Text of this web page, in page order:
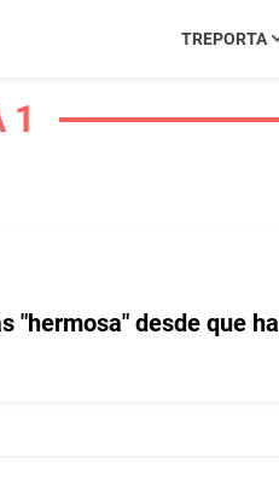
TREPORTA
1
"hermosa" desde que